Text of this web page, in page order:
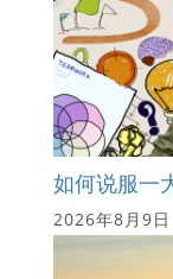
如何说服一
2026年8月9日